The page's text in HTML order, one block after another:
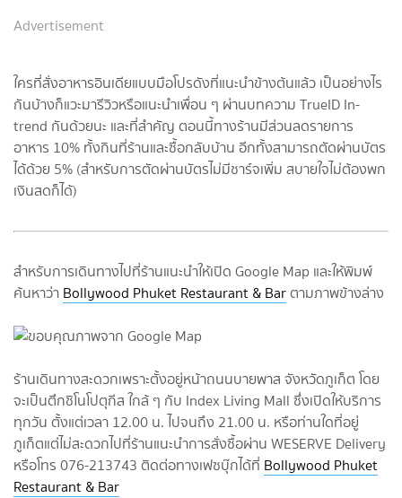
Advertisement
ใครที่สั่งอาหารอินเดียแบบมือโปรดังที่แนะนำข้างต้นแล้ว เป็นอย่างไร
กันบ้างก็แวะมารีวิวหรือแนะนำเพื่อน ๆ ผ่านบทความ TrueID In-
trend กันด้วยนะ และที่สำคัญ ตอนนี้ทางร้านมีส่วนลดรายการ
อาหาร 10% ทั้งกินที่ร้านและซื้อกลับบ้าน อีกทั้งสามารถตัดผ่านบัตร
ได้ด้วย 5% (สำหรับการตัดผ่านบัตรไม่มีชาร์จเพิ่ม สบายใจไม่ต้องพก
เงินสดก็ได้)
สำหรับการเดินทางไปที่ร้านแนะนำให้เปิด Google Map และให้พิมพ์
ค้นหาว่า Bollywood Phuket Restaurant & Barตามภาพข้างล่าง
ร้านเดินทางสะดวกเพราะตั้งอยู่หน้าถนนบายพาส จังหวัดภูเก็ต โดย
จะเป็นตึกชิโนโปตุกีส ใกล้ ๆ กับ Index Living Mall ซึ่งเปิดให้บริการ
ทุกวัน ตั้งแต่เวลา 12.00 น. ไปจนถึง 21.00 น. หรือท่านใดที่อยู่
ภูเก็ตแต่ไม่สะดวกไปที่ร้านแนะนำการสั่งซื้อผ่าน WESERVE Delivery
หรือโทร 076-213743 ติดต่อทางเฟซบุ๊กได้ที่ Bollywood Phuket
Restaurant & Bar